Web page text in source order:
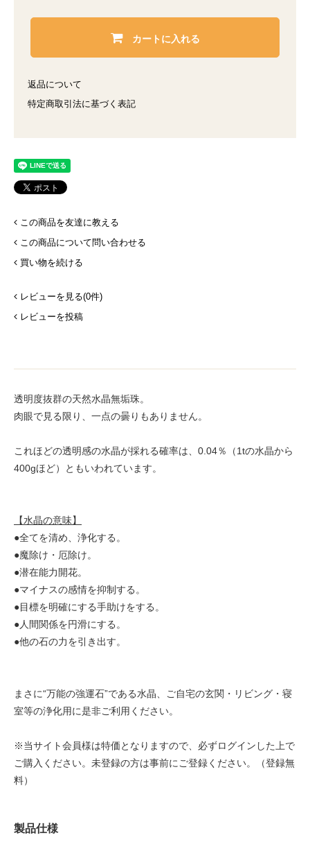
カートに入れる
返品について
特定商取引法に基づく表記
この商品を友達に教える
この商品について問い合わせる
買い物を続ける
レビューを見る(0件)
レビューを投稿
透明度抜群の天然水晶無垢珠。
肉眼で見る限り、一点の曇りもありません。
これほどの透明感の水晶が採れる確率は、0.04％（1tの水晶から
400gほど）ともいわれています。
【水晶の意味】
●全てを清め、浄化する。
●魔除け・厄除け。
●潜在能力開花。
●マイナスの感情を抑制する。
●目標を明確にする手助けをする。
●人間関係を円滑にする。
●他の石の力を引き出す。
まさに“万能の強運石”である水晶、ご自宅の玄関・リビング・寝
室等の浄化用に是非ご利用ください。
※当サイト会員様は特価となりますので、必ずログインした上で
ご購入ください。未登録の方は事前にご登録ください。（登録無
料）
製品仕様